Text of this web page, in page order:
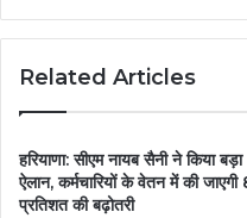
Related Articles
हरियाणा: सीएम नायब सैनी ने किया बड़ा
ऐलान, कर्मचारियों के वेतन में की जाएगी
प्रतिशत की बढ़ोतरी